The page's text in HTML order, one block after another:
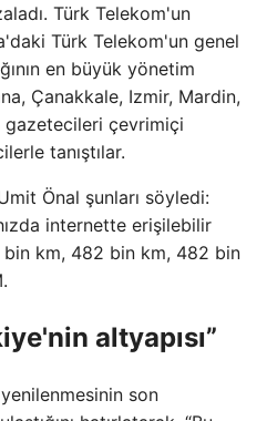
Türk Telekom'un
Türk Telekom'un genel
en büyük yönetim
Çanakkale, Izmir, Mardin,
gazetecileri çevrimiçi
tanıştılar.
Önal şunları söyledi:
internette erişilebilir
km, 482 bin km, 482 bin
altyapısı”
son